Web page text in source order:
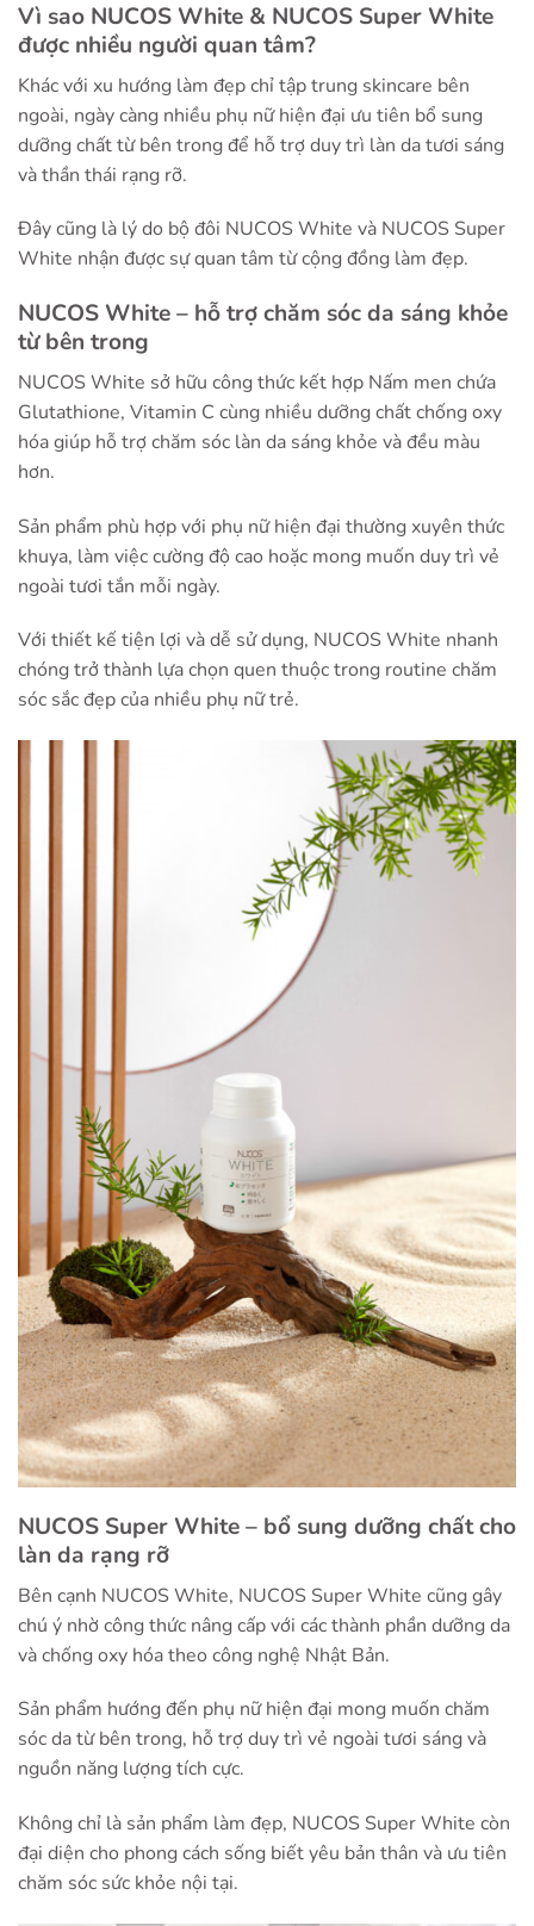
Vì sao NUCOS White & NUCOS Super White
được nhiều người quan tâm?
Khác với xu hướng làm đẹp chỉ tập trung skincare bên
ngoài, ngày càng nhiều phụ nữ hiện đại ưu tiên bổ sung
dưỡng chất từ bên trong để hỗ trợ duy trì làn da tươi sáng
và thần thái rạng rỡ.
Đây cũng là lý do bộ đôi NUCOS White và NUCOS Super
White nhận được sự quan tâm từ cộng đồng làm đẹp.
NUCOS White – hỗ trợ chăm sóc da sáng khỏe
từ bên trong
NUCOS White sở hữu công thức kết hợp Nấm men chứa
Glutathione, Vitamin C cùng nhiều dưỡng chất chống oxy
hóa giúp hỗ trợ chăm sóc làn da sáng khỏe và đều màu
hơn.
Sản phẩm phù hợp với phụ nữ hiện đại thường xuyên thức
khuya, làm việc cường độ cao hoặc mong muốn duy trì vẻ
ngoài tươi tắn mỗi ngày.
Với thiết kế tiện lợi và dễ sử dụng, NUCOS White nhanh
chóng trở thành lựa chọn quen thuộc trong routine chăm
sóc sắc đẹp của nhiều phụ nữ trẻ.
NUCOS Super White – bổ sung dưỡng chất cho
làn da rạng rỡ
Bên cạnh NUCOS White, NUCOS Super White cũng gây
chú ý nhờ công thức nâng cấp với các thành phần dưỡng da
và chống oxy hóa theo công nghệ Nhật Bản.
Sản phẩm hướng đến phụ nữ hiện đại mong muốn chăm
sóc da từ bên trong, hỗ trợ duy trì vẻ ngoài tươi sáng và
nguồn năng lượng tích cực.
Không chỉ là sản phẩm làm đẹp, NUCOS Super White còn
đại diện cho phong cách sống biết yêu bản thân và ưu tiên
chăm sóc sức khỏe nội tại.